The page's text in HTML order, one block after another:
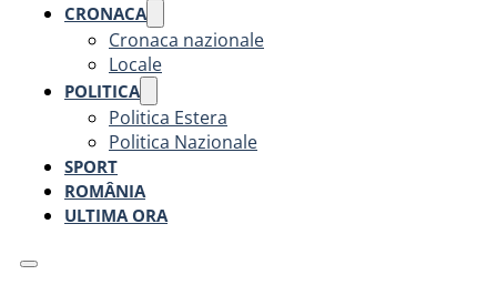
CRONACA
Cronaca nazionale
Locale
POLITICA
Politica Estera
Politica Nazionale
SPORT
ROMÂNIA
ULTIMA ORA